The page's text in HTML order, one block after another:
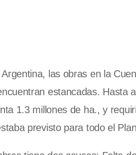
las obras en la
estancadas. Hasta
1.3 millones de ha., y
previsto para todo el